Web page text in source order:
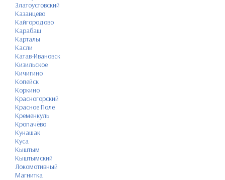
Златоустовский
Казанцево
Кайгородово
Карабаш
Карталы
Касли
Катав-Ивановск
Кизильское
Кичигино
Копейск
Коркино
Красногорский
Красное Поле
Кременкуль
Кропачёво
Кунашак
Куса
Кыштым
Кыштымский
Локомотивный
Магнитка